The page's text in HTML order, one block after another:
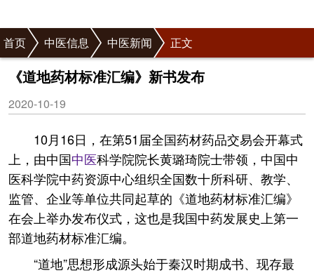
首页 中医信息 中医新闻 正文
《道地药材标准汇编》新书发布
2020-10-19
10月16日，在第51届全国药材药品交易会开幕式
上，由中国中医科学院院长黄璐琦院士带领，中国中
医科学院中药资源中心组织全国数十所科研、教学、
监管、企业等单位共同起草的《道地药材标准汇编》
在会上举办发布仪式，这也是我国中药发展史上第一
部道地药材标准汇编。
“道地”思想形成源头始于秦汉时期成书、现存最